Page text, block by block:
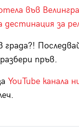
във
за
града?!
пръв.
YouTube канала